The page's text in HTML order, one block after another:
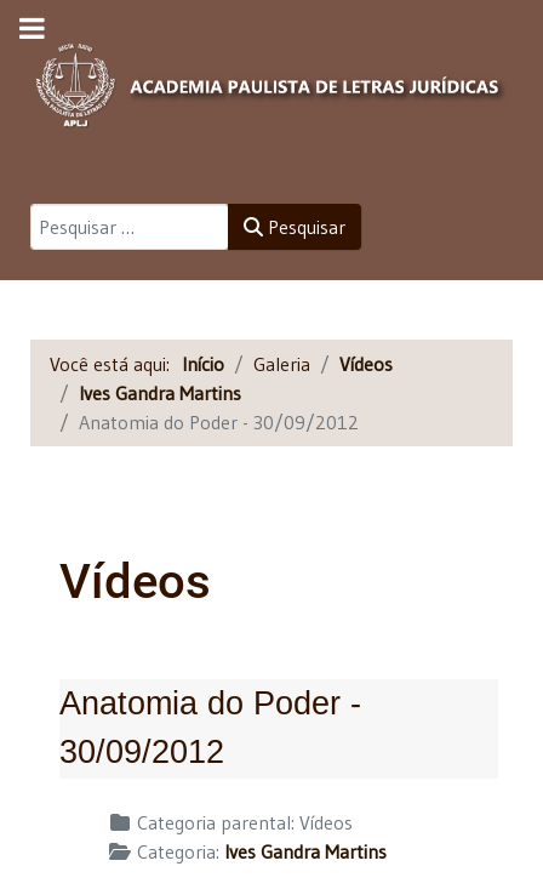
Pesquisar Pesquisar
Você está aqui: Início Galeria
Vídeos
Ives Gandra Martins
Anatomia do Poder - 30/09/2012
Vídeos
Anatomia do Poder -
30/09/2012
Detalhes Categoria parental: Vídeos
Categoria: Ives Gandra Martins